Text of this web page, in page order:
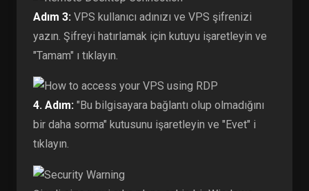
Adım 3: VPS kullanıcı adınızı ve VPS şifrenizi
yazın. Şifreyi hatırlamak için kutuyu işaretleyin ve
"Tamam" ı tıklayın.
4. Adım: "Bu bilgisayara bağlantı olup olmadığını
bir daha sorma" kutusunu işaretleyin ve "Evet" i
tıklayın.